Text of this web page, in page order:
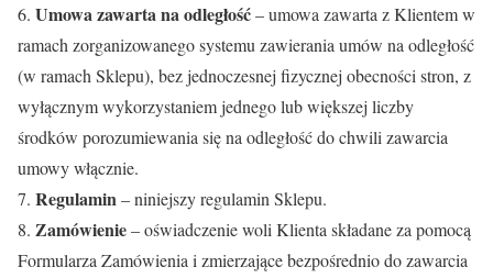
6. Umowa zawarta na odległość– umowa zawarta z Klientem w
ramach zorganizowanego systemu zawierania umów na odległość
(w ramach Sklepu), bez jednoczesnej fizycznej obecności stron, z
wyłącznym wykorzystaniem jednego lub większej liczby
środków porozumiewania się na odległość do chwili zawarcia
umowy włącznie.
7. Regulamin– niniejszy regulamin Sklepu.
8. Zamówienie– oświadczenie woli Klienta składane za pomocą
Formularza Zamówienia i zmierzające bezpośrednio do zawarcia